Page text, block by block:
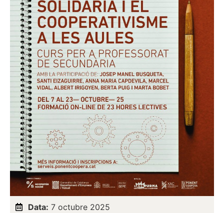
Data: 7 octubre 2025